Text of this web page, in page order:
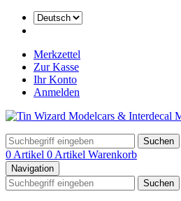
Merkzettel
Zur Kasse
Ihr Konto
Anmelden
Suchen
0 Artikel 0 Artikel Warenkorb
Navigation
Suchen